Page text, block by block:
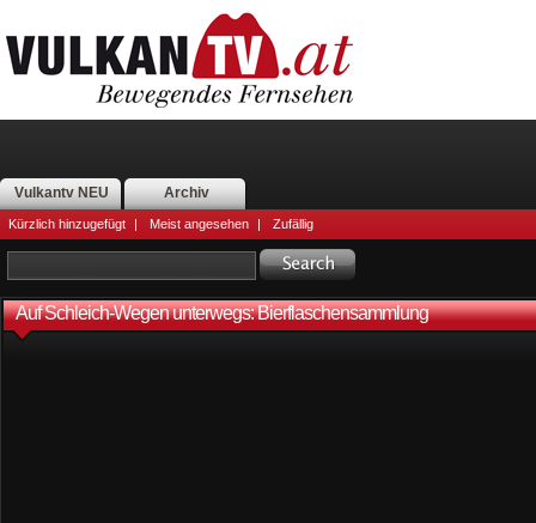
Vulkantv NEU Archiv
Kürzlich hinzugefügt | Meist angesehen | Zufällig
Auf Schleich-Wegen unterwegs: Bierflaschensammlung